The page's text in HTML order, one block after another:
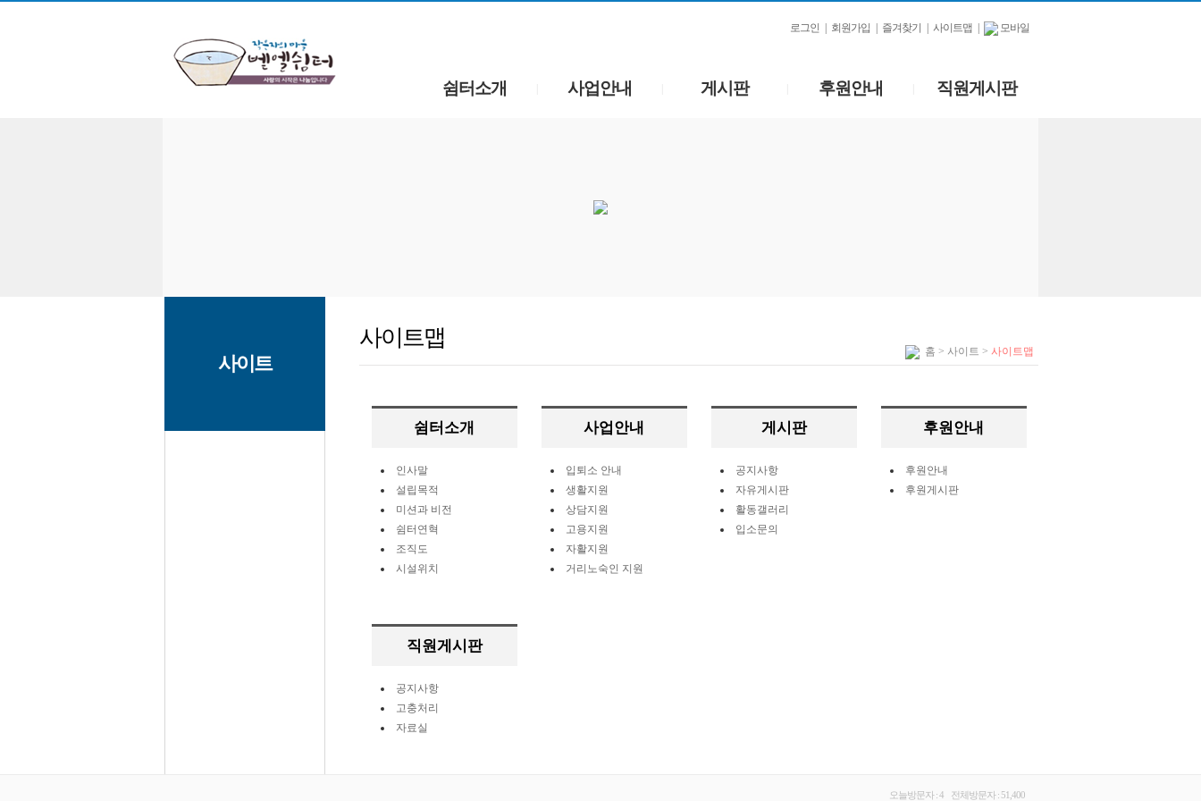
로그인 회원가입 즐겨찾기 사이트맵 모바일
쉼터소개 사업안내 게시판 후원안내 직원게시판
사이트
사이트맵
홈 > 사이트 > 사이트맵
쉼터소개
인사말
설립목적
미션과 비전
쉼터연혁
조직도
시설위치
사업안내
입퇴소 안내
생활지원
상담지원
고용지원
자활지원
거리노숙인 지원
게시판
공지사항
자유게시판
활동갤러리
입소문의
후원안내
후원안내
후원게시판
직원게시판
공지사항
고충처리
자료실
오늘방문자 : 4 전체방문자 : 51,400